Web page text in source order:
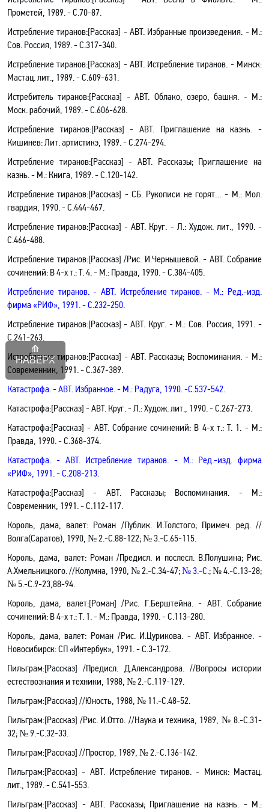
НАВЕРХ
Прометей, 1989. - С.70-87.
Истребление тиранов:[Рассказ] - АВТ. Избранные произведения. - М.:
Сов. Россия, 1989. - С.317-340.
Истребление тиранов:[Рассказ] - АВТ. Истребление тиранов. - Минск:
Мастац. лит., 1989. - С.609-631.
Истребитель тиранов:[Рассказ] - АВТ. Облако, озеро, башня. - М.:
Моск. рабочий, 1989. - С.606-628.
Истребление тиранов:[Рассказ]- АВТ. Приглашение на казнь.-
Кишинев: Лит. артистикэ, 1989. - С.274-294.
Истребление тиранов:[Рассказ] - АВТ. Рассказы; Приглашение на
казнь.- М.: Книга, 1989. -С.120-142.
Истребление тиранов:[Рассказ] - СБ. Рукописи не горят… - М.: Мол.
гвардия, 1990. - С.444-467.
Истребление тиранов:[Рассказ] - АВТ. Круг. - Л.: Худож. лит., 1990. -
С.466-488.
Истребление тиранов:[Рассказ] /Рис. И.Чернышевой. - АВТ. Собрание
сочинений: В 4-х т.: Т. 4.- М.: Правда, 1990. - С.384-405.
Истребление тиранов.- АВТ. Истребление тиранов. - М.: Ред.-изд.
фирма «РИФ», 1991. - С.232-250.
Истребление тиранов:[Рассказ] - АВТ. Круг.- М.: Сов. Россия, 1991. -
С.241-263.
Истребление тиранов:[Рассказ] - АВТ. Рассказы; Воспоминания. - М.:
Современник, 1991. -С.367-389.
Катастрофа.- АВТ. Избранное.- М.: Радуга, 1990. -С.537-542.
Катастрофа:[Рассказ] - АВТ. Круг.- Л.: Худож. лит., 1990. -С.267-273.
Катастрофа:[Рассказ] - АВТ. Собрание сочинений: В 4-х т.: Т. 1. - М.:
Правда, 1990. -С.368-374.
Катастрофа. - АВТ. Истребление тиранов. - М.: Ред.-изд. фирма
«РИФ», 1991. - С.208-213.
Катастрофа:[Рассказ] - АВТ. Рассказы; Воспоминания. - М.:
Современник, 1991. -С.112-117.
Король, дама, валет: Роман /Публик. И.Толстого; Примеч. ред. //
Волга(Саратов), 1990, № 2.-C.88-122; № 3.-C.65-115.
Король, дама, валет: Роман /Предисл. и послесл. В.Полушина; Рис.
А.Хмельницкого. //Колумна, 1990, № 2.-С.34-47;№ 3.-С.;№ 4.-С.13-28;
№ 5.-С.9-23,88-94.
Король, дама, валет:[Роман] /Рис. Г.Берштейна. - АВТ. Собрание
сочинений: В 4-х т.: Т. 1.- М.: Правда, 1990. -С.113-280.
Король, дама, валет: Роман /Рис. И.Цурикова. - АВТ. Избранное. -
Новосибирск: СП «Интербук», 1991. -С.3-172.
Пильграм:[Рассказ] /Предисл. Д.Александрова. //Вопросы истории
естествознания и техники, 1988, № 2.-С.119-129.
Пильграм:[Рассказ] //Юность, 1988, № 11.-C.48-52.
Пильграм:[Рассказ] /Рис. И.Отто. //Наука и техника, 1989, № 8.-С.31-
32; № 9.-С.32-33.
Пильграм:[Рассказ] //Простор, 1989, № 2.-С.136-142.
Пильграм:[Рассказ] - АВТ. Истребление тиранов. - Минск: Мастац.
лит., 1989. - С.541-553.
Пильграм:[Рассказ] - АВТ. Рассказы; Приглашение на казнь. - М.: